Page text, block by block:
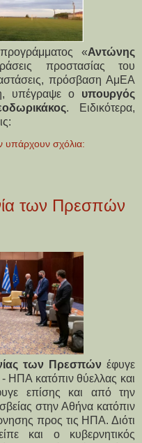
«Αντώνης
προστασίας του
πρόσβαση ΑμΕΑ
υπέγραψε ο υπουργός
. Ειδικότερα,
υπάρχουν σχόλια:
των Πρεσπών
των Πρεσπών έφυγε
κατόπιν θύελλας και
επίσης και από την
στην Αθήνα κατόπιν
προς τις ΗΠΑ. Διότι
και ο κυβερνητικός